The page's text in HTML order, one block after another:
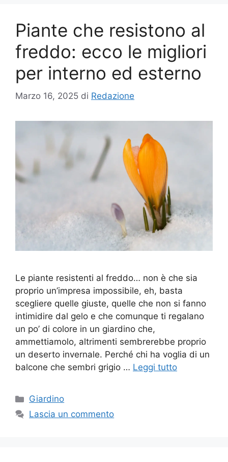
Piante che resistono al
freddo: ecco le migliori
per interno ed esterno
Marzo 16, 2025 di Redazione
Le piante resistenti al freddo… non è che sia
proprio un’impresa impossibile, eh, basta
scegliere quelle giuste, quelle che non si fanno
intimidire dal gelo e che comunque ti regalano
un po’ di colore in un giardino che,
ammettiamolo, altrimenti sembrerebbe proprio
un deserto invernale. Perché chi ha voglia di un
balcone che sembri grigio … Leggi tutto
Categorie
Giardino
Lascia un commento